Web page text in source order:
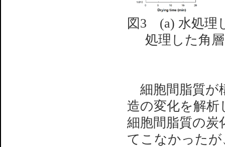
図3 (a) 水処理
処理した角
細胞間脂質が
造の変化を解析
細胞間脂質の炭
てこなかった